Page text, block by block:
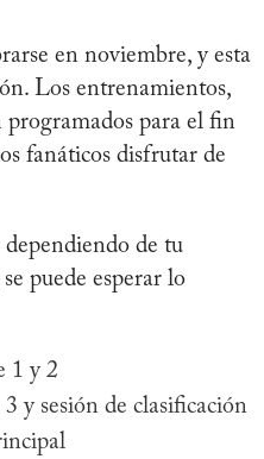
en noviembre, y esta
Los entrenamientos,
programados para el fin
fanáticos disfrutar de
de tu
puede esperar lo
1 y 2
y sesión de clasificación